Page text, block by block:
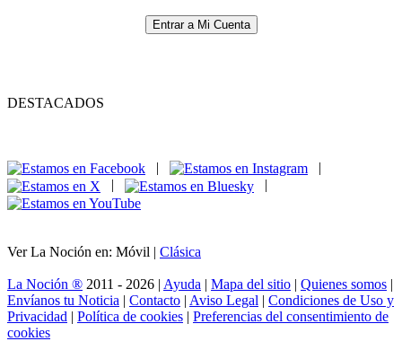
Entrar a Mi Cuenta
DESTACADOS
|
|
|
|
Ver La Noción en: Móvil | Clásica
La Noción ® 2011 - 2026 | Ayuda | Mapa del sitio | Quienes somos |
Envíanos tu Noticia | Contacto | Aviso Legal | Condiciones de Uso y
Privacidad | Política de cookies | Preferencias del consentimiento de
cookies